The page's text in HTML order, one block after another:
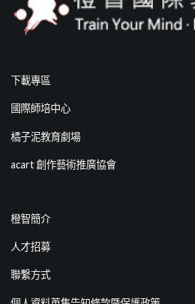
下載專區
國際師培中心
橘子泥教育劇場
acart 創作藝術推廣協會
橙智簡介
人才招募
聯繫方式